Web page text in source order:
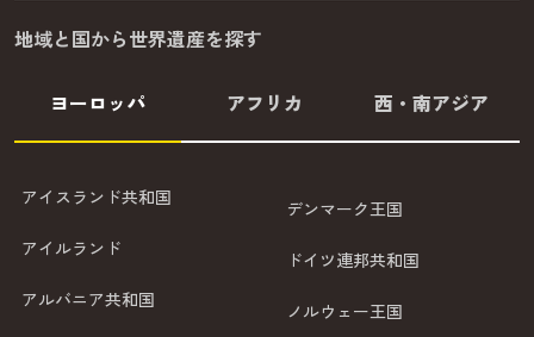
地域と国から世界遺産を探す
ヨーロッパ アフリカ 西・南アジア
アイスランド共和国
アイルランド
アルバニア共和国
デンマーク王国
ドイツ連邦共和国
ノルウェー王国